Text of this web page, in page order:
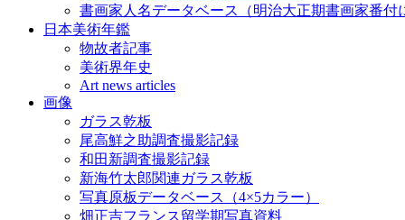
書画家人名データベース（明治大正期書画家番付
日本美術年鑑
物故者記事
美術界年史
Art news articles
画像
ガラス乾板
尾高鮮之助調査撮影記録
和田新調査撮影記録
新海竹太郎関連ガラス乾板
写真原板データベース（4×5カラー）
畑正吉フランス留学期写真資料